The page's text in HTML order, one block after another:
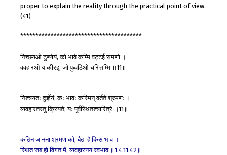
proper to explain the reality through the practical point of view.
(41)
****************************************
निच्छयओटुण्णेयं,कोभावेकम्मिवट्टईसमणो ।
ववहारओयकीरइ,जोपुव्वठिओचरित्तम्मि ॥11 ॥
निश्चयतः दुर्ज्ञेयं,कः भावः कस्मिन्वर्ततेश्रमणः ।
व्यवहारतस्तुक्रियते,यः पूर्वस्थितश्चारित्रे ॥11 ॥
कठिनजाननाश्रमणको,बैठाहैकिसभाव ।
स्थितजबहोविगतमें,व्यवहारनयस्वभाव ॥1.4.11.42 ॥